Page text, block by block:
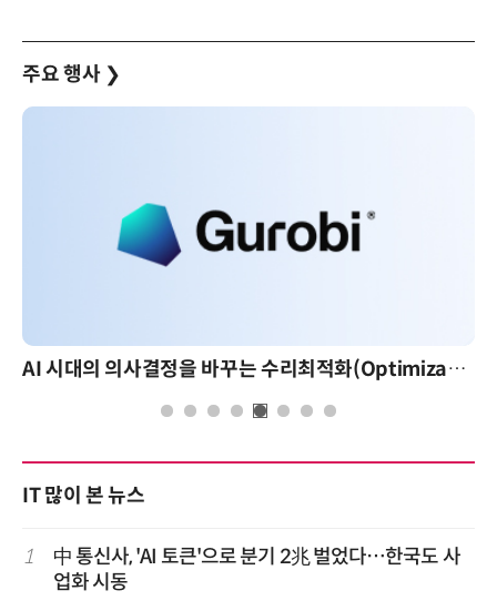
주요 행사 ❯
AI 시대의 의사결정을 바꾸는 수리최적화(Optimization): 실제 산업 적용 사례와 활용 전략
IT 많이 본 뉴스
1
中 통신사, 'AI 토큰'으로 분기 2兆 벌었다…한국도 사
업화 시동